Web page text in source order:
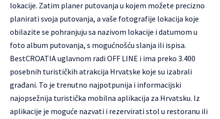
lokacije. Zatim planer putovanja u kojem možete precizno
planirati svoja putovanja, a vaše fotografije lokacija koje
obilazite se pohranjuju sa nazivom lokacije i datumom u
foto album putovanja, s mogućnošću slanja ili ispisa.
BestCROATIA uglavnom radi OFF LINE i ima preko 3.400
posebnih turističkih atrakcija Hrvatske koje su izabrali
građani. To je trenutno najpotpunija i informacijski
najopsežnija turistička mobilna aplikacija za Hrvatsku. Iz
aplikacije je moguće nazvati i rezervirati stol u restoranu ili